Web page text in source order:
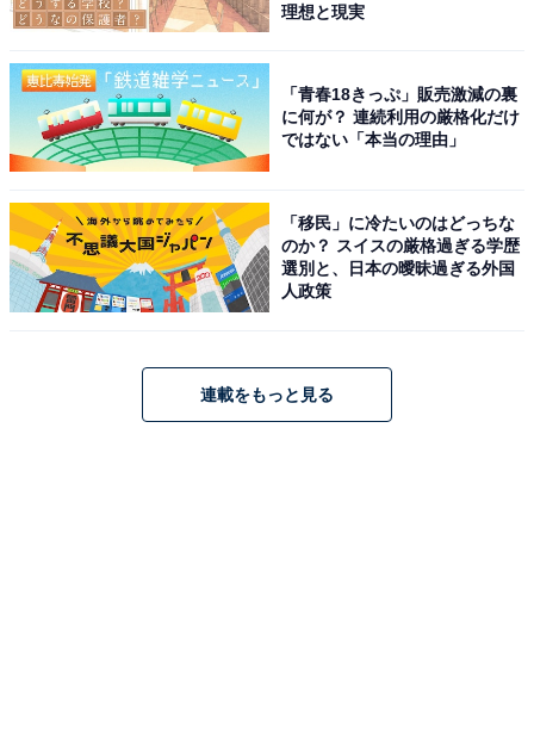
ーマン。モロゾフを代表する商品といえば、ガラスの容
にこだわり続けてきた鎌倉ニュージャーマンが手掛ける
新定番とするべく、カスタードプリンの開発が始まりま
した。
理想と現実
「青春18きっぷ」販売激減の裏
に何が？ 連続利用の厳格化だけ
ではない「本当の理由」
「移民」に冷たいのはどっちな
のか？ スイスの厳格過ぎる学歴
選別と、日本の曖昧過ぎる外国
人政策
連載をもっと見る